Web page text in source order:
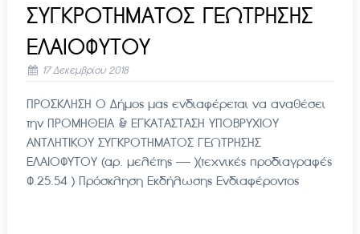
ΣΥΓΚΡΟΤΗΜΑΤΟΣ ΓΕΩΤΡΗΣΗΣ
ΕΛΑΙΟΦΥΤΟΥ
17 Δεκεμβρίου 2018
ΠΡΟΣΚΛΗΣΗ Ο Δήμος μας ενδιαφέρεται να αναθέσει
την ΠΡΟΜΗΘΕΙΑ & ΕΓΚΑΤΑΣΤΑΣΗ ΥΠΟΒΡΥΧΙΟΥ
ΑΝΤΛΗΤΙΚΟΥ ΣΥΓΚΡΟΤΗΜΑΤΟΣ ΓΕΩΤΡΗΣΗΣ
ΕΛΑΙΟΦΥΤΟΥ (αρ. μελέτης —— )(τεχνικές προδιαγραφές
Φ.25.54 ) Πρόσκληση Εκδήλωσης Ενδιαφέροντος